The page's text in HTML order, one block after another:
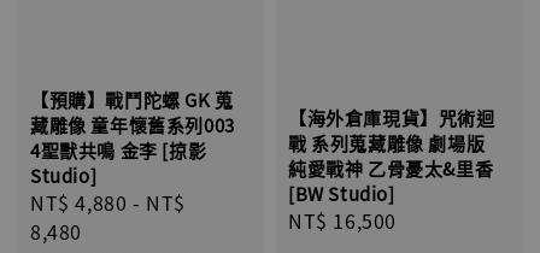
【預購】戰鬥陀螺 GK 蒐
藏雕像 童年懷舊系列003
4聖獸共鳴 金李 [掠影
Studio]
Sale
price
NT$ 4,880 - NT$
8,480
【海外倉庫現貨】咒術迴
戰 系列蒐藏雕像 劇場版
純愛戰神 乙骨憂太&里香
[BW Studio]
Regular
NT$ 16,500